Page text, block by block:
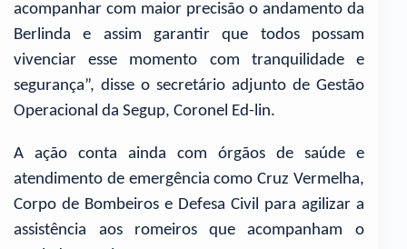
acompanhar com maior precisão o andamento da
Berlinda e assim garantir que todos possam
vivenciar esse momento com tranquilidade e
segurança”, disse o secretário adjunto de Gestão
Operacional da Segup, Coronel Ed-lin.
A ação conta ainda com órgãos de saúde e
atendimento de emergência como Cruz Vermelha,
Corpo de Bombeiros e Defesa Civil para agilizar a
assistência aos romeiros que acompanham o